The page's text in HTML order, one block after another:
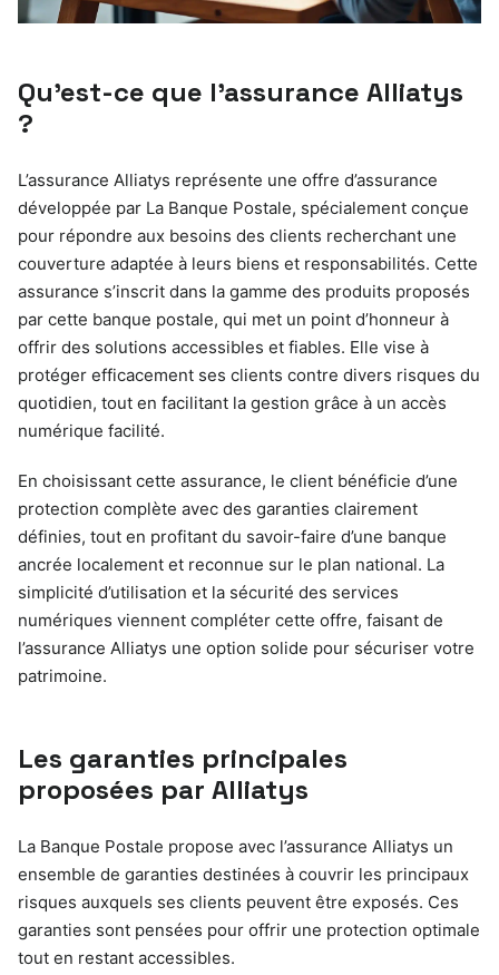
Qu’est-ce que l’assurance Alliatys
?
L’assurance Alliatys représente une offre d’assurance
développée par La Banque Postale, spécialement conçue
pour répondre aux besoins des clients recherchant une
couverture adaptée à leurs biens et responsabilités. Cette
assurance s’inscrit dans la gamme des produits proposés
par cette banque postale, qui met un point d’honneur à
offrir des solutions accessibles et fiables. Elle vise à
protéger efficacement ses clients contre divers risques du
quotidien, tout en facilitant la gestion grâce à un accès
numérique facilité.
En choisissant cette assurance, le client bénéficie d’une
protection complète avec des garanties clairement
définies, tout en profitant du savoir-faire d’une banque
ancrée localement et reconnue sur le plan national. La
simplicité d’utilisation et la sécurité des services
numériques viennent compléter cette offre, faisant de
l’assurance Alliatys une option solide pour sécuriser votre
patrimoine.
Les garanties principales
proposées par Alliatys
La Banque Postale propose avec l’assurance Alliatys un
ensemble de garanties destinées à couvrir les principaux
risques auxquels ses clients peuvent être exposés. Ces
garanties sont pensées pour offrir une protection optimale
tout en restant accessibles.